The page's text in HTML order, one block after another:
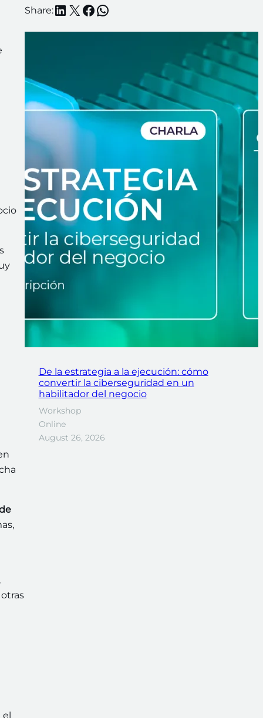
Share:LinkedIn
X Facebook
WhatsApp
De la estrategia a la ejecución: cómo
convertir la ciberseguridad en un
habilitador del negocio
Workshop
Online
August 26, 2026